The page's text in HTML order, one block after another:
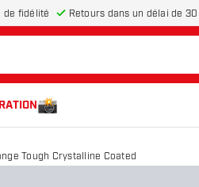
de fidélité Retours dans un délai de
Tough Crystalline Coated